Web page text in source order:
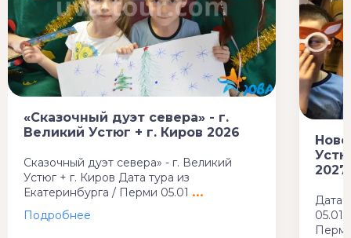
«Сказочный дуэт севера» - г.
Великий Устюг + г. Киров 2026
Сказочный дуэт севера» - г. Великий
Устюг + г. Киров Дата тура из
Екатеринбурга / Перми 05.01
2027
Дата